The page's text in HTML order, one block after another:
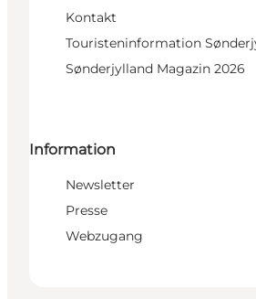
Kontakt
Touristeninformation
Sønderjylland Magazin 2026
Information
Newsletter
Presse
Webzugang